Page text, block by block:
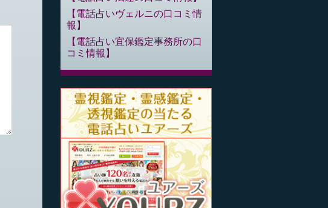
電話占いヴェルニの口コミ情
報
電話占い宜保鑑定事務所の口
コミ情報